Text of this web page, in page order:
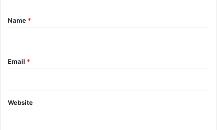
*
Name *
Email *
Website